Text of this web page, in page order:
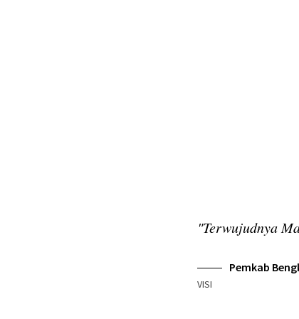
"Terwujudnya Masyarakat Madani
Pemkab Bengkulu Selatan